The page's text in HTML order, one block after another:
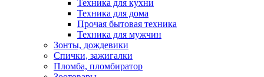
Техника для кухни
Техника для дома
Прочая бытовая техника
Техника для мужчин
Зонты, дождевики
Спички, зажигалки
Пломба, пломбиратор